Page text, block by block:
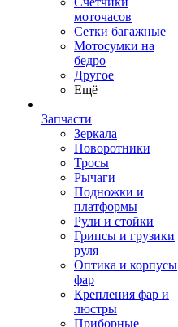
моточасов
Сетки багажные
Мотосумки на
бедро
Другое
Ещё
Запчасти
Зеркала
Поворотники
Тросы
Рычаги
Подножки и
платформы
Рули и стойки
Грипсы и грузики
руля
Оптика и корпусы
фар
Крепления фар и
люстры
Приборные